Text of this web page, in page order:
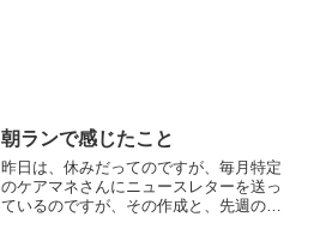
朝ランで感じたこと
昨日は、休みだってのですが、毎月特定
のケアマネさんにニュースレターを送っ
ているのですが、その作成と、先週の金